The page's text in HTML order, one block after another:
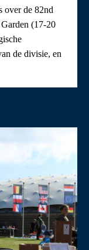
over de 82nd
(17-20
de divisie, en